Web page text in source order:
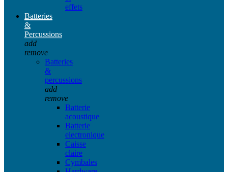
effets
Batteries
&
Percussions
add
remove
Batteries
&
percussions
add
remove
Batterie
acoustique
Batterie
electronique
Caisse
claire
Cymbales